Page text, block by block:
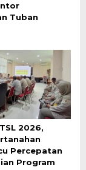
Tuban
2026,
Percepatan
Program